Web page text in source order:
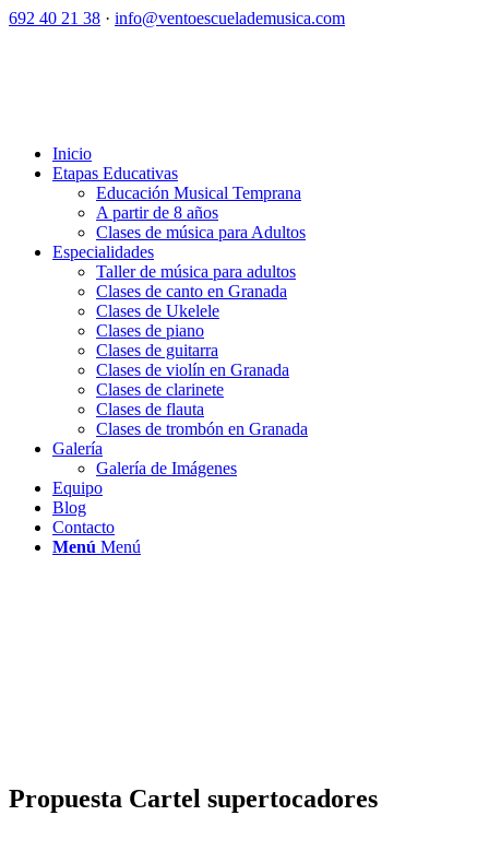
692 40 21 38 · info@ventoescuelademusica.com
Inicio
Etapas Educativas
Educación Musical Temprana
A partir de 8 años
Clases de música para Adultos
Especialidades
Taller de música para adultos
Clases de canto en Granada
Clases de Ukelele
Clases de piano
Clases de guitarra
Clases de violín en Granada
Clases de clarinete
Clases de flauta
Clases de trombón en Granada
Galería
Galería de Imágenes
Equipo
Blog
Contacto
Menú Menú
Propuesta Cartel supertocadores